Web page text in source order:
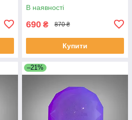
В наявності
690 ₴ 870 ₴
Купити
–21%